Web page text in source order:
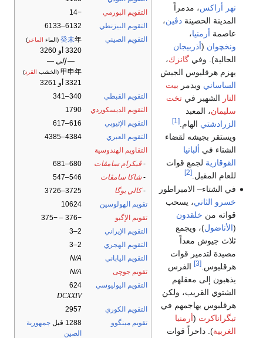
التقويم البورمي
−14
التقويم البيزنطي
6132–6133
التقويم الصيني
癸未年 (الماء الماعز )
3320 أو 3260
— إلى —
甲申年 (الخشب القرد)
3321 أو 3261
التقويم القبطي
340–341
التقويم الديسكوردي
1790
التقويم الإثيوپي
616–617
التقويم العبري
4384–4385
التقاويم الهندوسية
- ڤيكرام سامڤات
680–681
-شاكا سامڤات
546–547
-كالي يوگا
3725–3726
تقويم الهولوسين
10624
تقويم الإگبو
−376 – −375
التقويم الإيراني
2–3
التقويم الهجري
2–3
التقويم الياباني
N/A
تقويم جوچى
N/A
التقويم اليوليوسي
624
DCXXIV
التقويم الكوري
2957
تقويم مينگوو
1288 قبل
جمهورية
الصين
نهر أراكس، مدمراً
المدينة الحصينةدڤين،
عاصمة أرمنيا،
ونخچوان (أذربيجان
الحالية). وفيگانزك،
يهزم هرقليوس الجيش
الساساني ويدمر بيت
النار الشهير فيتخت
سليمان، المعبد
الزرادشتي الهام.[1]
ويستقر بجيشه لقضاء
الشتاء في ألبانيا
القوقازية لجمع قوات
للعام المقبل.[2]
في الشتاء– الامبراطور
خسرو الثاني، يسحب
قواته من خلقدون
(الأناضول)، ويجمع
ثلاث جيوش معداً
مصيدة لتدمير قوات
هرقليوس.[3]
الفرس
يذهبون إلى معقلهم
الشتوي القريب، ولكن
هرقليوس يهاجمهم في
تيگراناكرت (أرمنيا
الغربية). داحراً قوات